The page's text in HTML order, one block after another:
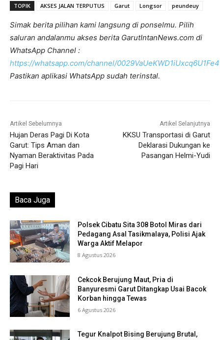
TOPIK AKSES JALAN TERPUTUS Garut Longsor peundeuy
Simak berita pilihan kami langsung di ponselmu. Pilih
saluran andalanmu akses berita GarutIntanNews.com di
WhatsApp Channel :
https://whatsapp.com/channel/
Pastikan aplikasi WhatsApp sudah terinstal.
Artikel Sebelumnya
Hujan Deras Pagi Di Kota
Garut: Tips Aman dan
Nyaman Beraktivitas Pada
Pagi Hari
Artikel Selanjutnya
KKSU Transportasi di Garut
Deklarasi Dukungan ke
Pasangan Helmi-Yudi
Baca Juga
Polsek Cibatu Sita 308 Botol Miras dari
Pedagang Asal Tasikmalaya, Polisi Ajak
Warga Aktif Melapor
8 Agustus 2026
Cekcok Berujung Maut, Pria di
Banyuresmi Garut Ditangkap Usai Bacok
Korban hingga Tewas
6 Agustus 2026
Tegur Knalpot Bising Berujung Brutal,